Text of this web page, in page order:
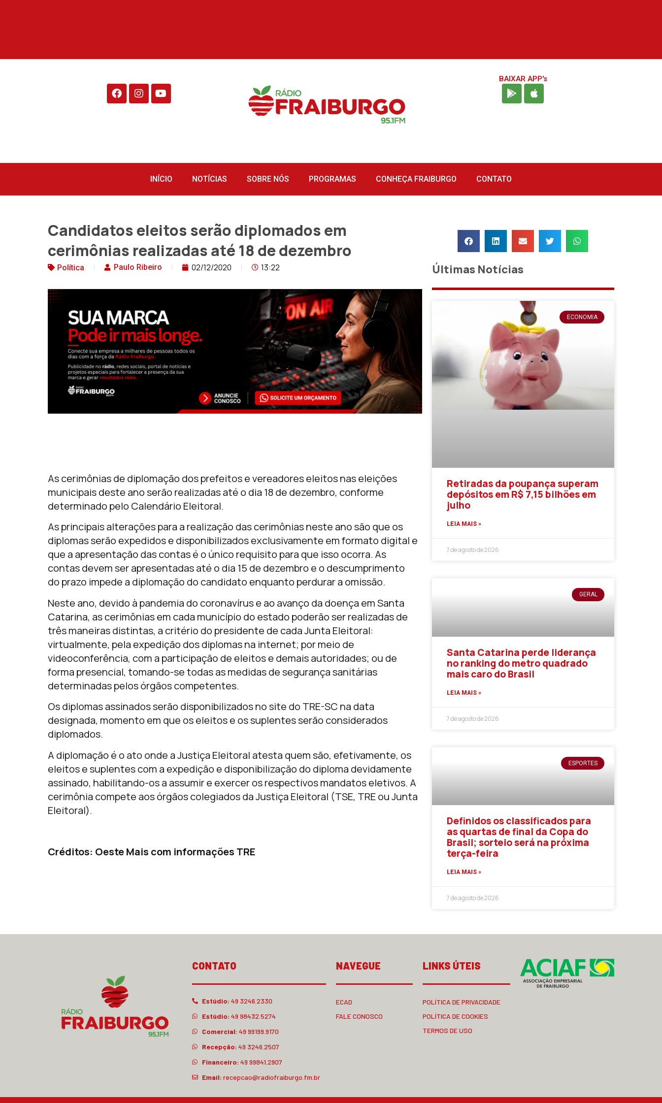
BAIXAR APP's
INÍCIO NOTÍCIAS SOBRE NÓS PROGRAMAS CONHEÇA FRAIBURGO CONTATO
Candidatos eleitos serão diplomados em
cerimônias realizadas até 18 de dezembro
Política Paulo Ribeiro 02/12/2020 13:22
As cerimônias de diplomação dos prefeitos e vereadores eleitos nas eleições
municipais deste ano serão realizadas até o dia 18 de dezembro, conforme
determinado pelo Calendário Eleitoral.
As principais alterações para a realização das cerimônias neste ano são que os
diplomas serão expedidos e disponibilizados exclusivamente em formato digital e
que a apresentação das contas é o único requisito para que isso ocorra. As
contas devem ser apresentadas até o dia 15 de dezembro e o descumprimento
do prazo impede a diplomação do candidato enquanto perdurar a omissão.
Neste ano, devido à pandemia do coronavírus e ao avanço da doença em Santa
Catarina, as cerimônias em cada município do estado poderão ser realizadas de
três maneiras distintas, a critério do presidente de cada Junta Eleitoral:
virtualmente, pela expedição dos diplomas na internet; por meio de
videoconferência, com a participação de eleitos e demais autoridades; ou de
forma presencial, tomando-se todas as medidas de segurança sanitárias
determinadas pelos órgãos competentes.
Os diplomas assinados serão disponibilizados no site do TRE-SC na data
designada, momento em que os eleitos e os suplentes serão considerados
diplomados.
A diplomação é o ato onde a Justiça Eleitoral atesta quem são, efetivamente, os
eleitos e suplentes com a expedição e disponibilização do diploma devidamente
assinado, habilitando-os a assumir e exercer os respectivos mandatos eletivos. A
cerimônia compete aos órgãos colegiados da Justiça Eleitoral (TSE, TRE ou Junta
Eleitoral).
Créditos: Oeste Mais com informações TRE
Últimas Notícias
ECONOMIA
Retiradas da poupança superam
depósitos em R$ 7,15 bilhões em
julho
LEIA MAIS »
7 de agosto de 2026
GERAL
Santa Catarina perde liderança
no ranking do metro quadrado
mais caro do Brasil
LEIA MAIS »
7 de agosto de 2026
ESPORTES
Definidos os classificados para
as quartas de final da Copa do
Brasil; sorteio será na próxima
terça-feira
LEIA MAIS »
7 de agosto de 2026
CONTATO
Estúdio: 49 3246.2330
Estúdio: 49 98432.5274
Comercial: 49 99199.9170
Recepção: 49 3246.2507
Financeiro: 49 99841.2907
Email: recepcao@radiofraiburgo.fm.br
NAVEGUE
ECAD
FALE CONOSCO
LINKS ÚTEIS
POLÍTICA DE PRIVACIDADE
POLÍTICA DE COOKIES
TERMOS DE USO